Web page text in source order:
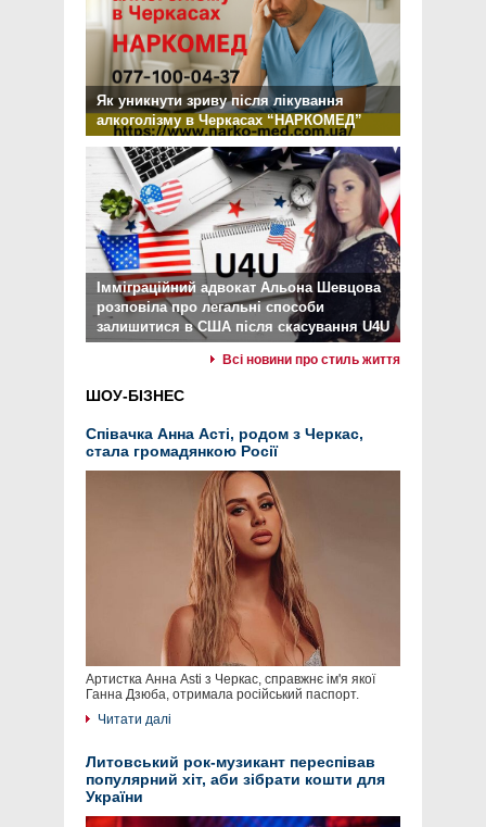
Як уникнути зриву після лікування
алкоголізму в Черкасах “НАРКОМЕД”
Імміграційний адвокат Альона Шевцова
розповіла про легальні способи
залишитися в США після скасування U4U
Всі новини про стиль життя
ШОУ-БІЗНЕС
Співачка Анна Асті, родом з Черкас,
стала громадянкою Росії
Артистка Анна Asti з Черкас, справжнє ім'я якої
Ганна Дзюба, отримала російський паспорт.
Читати далі
Литовський рок-музикант переспівав
популярний хіт, аби зібрати кошти для
України